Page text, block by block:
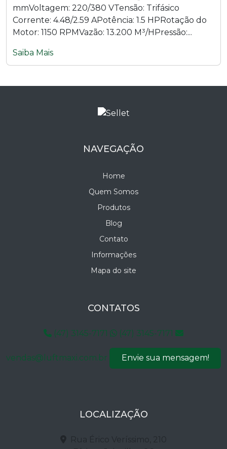
mmVoltagem: 220/380 VTensão: Trifásico
Corrente: 4.48/2.59 APotência: 1.5 HPRotação do
Motor: 1150 RPMVazão: 13.200 M³/HPressão:...
Saiba Mais
NAVEGAÇÃO
Home
Quem Somos
Produtos
Blog
Contato
Informações
Mapa do site
CONTATOS
(47) 3145-7171 (47) 3145-7171
vendas@luftmaxi.com.br Envie sua mensagem!
LOCALIZAÇÃO
Rua Érico Veríssimo, 210